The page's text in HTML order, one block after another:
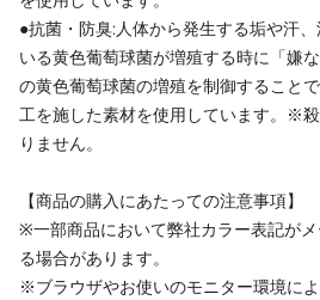
●抗菌・防臭:人体から発生する垢や汗
いる黄色葡萄球菌が増殖する時に「嫌
の黄色葡萄球菌の増殖を制御すること
工を施した素材を使用しています。※
りません。
【商品の購入にあたっての注意事項】
※一部商品において弊社カラー表記が
る場合があります。
※ブラウザやお使いのモニター環境に